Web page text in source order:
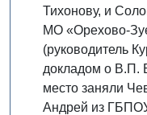
Тихонову, и
МО «Орехово-
(руководитель
докладом о В.П.
место заняли
Андрей из